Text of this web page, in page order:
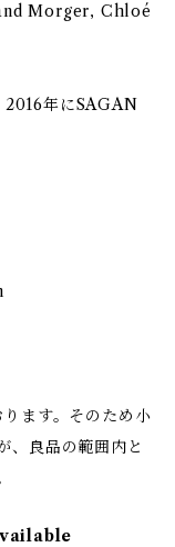
Morger, Chloé
年にSAGAN
ます。そのため小
、良品の範囲内と